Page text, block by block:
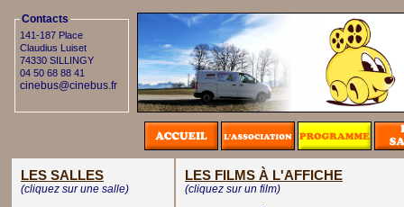
Contacts
141-187 Place
Claudius Luiset
74330 SILLINGY
04 50 68 88 41
cinebus@cinebus.fr
LES SALLES
(cliquez sur une salle)
LES FILMS À L'AFFICHE
(cliquez sur un film)